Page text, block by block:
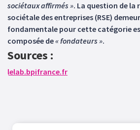
sociétaux affirmés ». La question de la
sociétale des entreprises (RSE)
fondamentale pour cette catégorie
composée de« fondateurs ».
Sources :
lelab.bpifrance.fr